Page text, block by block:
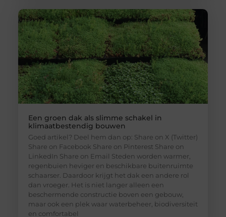
Een groen dak als slimme schakel in
klimaatbestendig bouwen
Goed artikel? Deel hem dan op: Share on X (Twitter)
Share on Facebook Share on Pinterest Share on
LinkedIn Share on Email Steden worden warmer,
regenbuien heviger en beschikbare buitenruimte
schaarser. Daardoor krijgt het dak een andere rol
dan vroeger. Het is niet langer alleen een
beschermende constructie boven een gebouw,
maar ook een plek waar waterbeheer, biodiversiteit
en comfortabel